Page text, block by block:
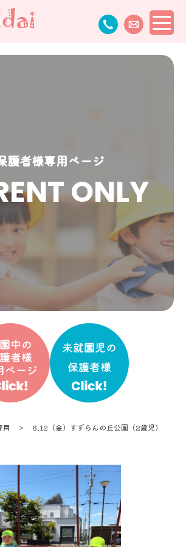
護者様専用ページ
ONLY
用 ＞ 6.12（金）すずらんの丘公園（2歳児）